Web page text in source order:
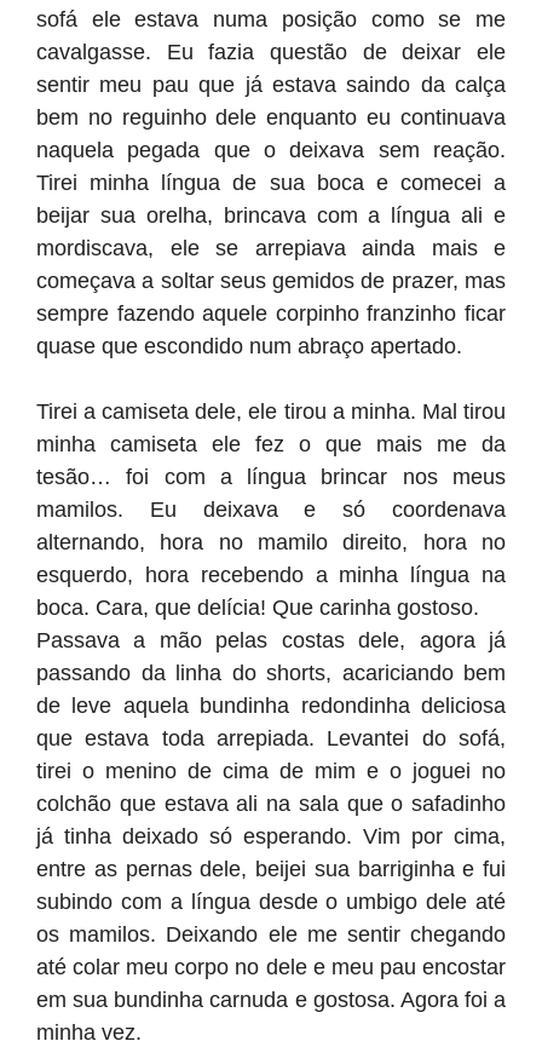
sofá ele estava numa posição como se me
cavalgasse. Eu fazia questão de deixar ele
sentir meu pau que já estava saindo da calça
bem no reguinho dele enquanto eu continuava
naquela pegada que o deixava sem reação.
Tirei minha língua de sua boca e comecei a
beijar sua orelha, brincava com a língua ali e
mordiscava, ele se arrepiava ainda mais e
começava a soltar seus gemidos de prazer, mas
sempre fazendo aquele corpinho franzinho ficar
quase que escondido num abraço apertado.
Tirei a camiseta dele, ele tirou a minha. Mal tirou
minha camiseta ele fez o que mais me da
tesão… foi com a língua brincar nos meus
mamilos. Eu deixava e só coordenava
alternando, hora no mamilo direito, hora no
esquerdo, hora recebendo a minha língua na
boca. Cara, que delícia! Que carinha gostoso.
Passava a mão pelas costas dele, agora já
passando da linha do shorts, acariciando bem
de leve aquela bundinha redondinha deliciosa
que estava toda arrepiada. Levantei do sofá,
tirei o menino de cima de mim e o joguei no
colchão que estava ali na sala que o safadinho
já tinha deixado só esperando. Vim por cima,
entre as pernas dele, beijei sua barriginha e fui
subindo com a língua desde o umbigo dele até
os mamilos. Deixando ele me sentir chegando
até colar meu corpo no dele e meu pau encostar
em sua bundinha carnuda e gostosa. Agora foi a
minha vez.